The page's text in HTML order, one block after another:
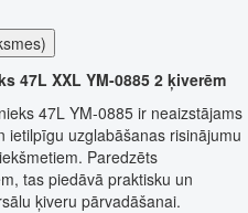
47L XXL YM-0885 2 ķiverēm
47L YM-0885 ir neaizstājams
ietilpīgu uzglabāšanas risinājumu
Paredzēts
tas piedāvā praktisku un
ķiveru pārvadāšanai.